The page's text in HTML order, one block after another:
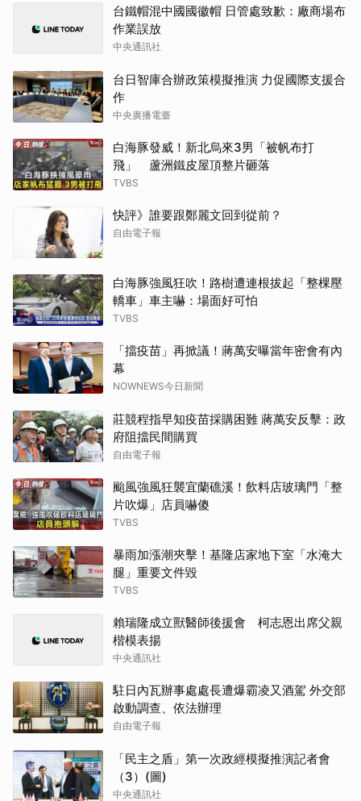
台鐵帽混中國國徽帽 日管處致歉：廠商場布
作業誤放
中央通訊社
台日智庫合辦政策模擬推演 力促國際支援合
作
中央廣播電臺
白海豚發威！新北烏來3男「被帆布打
飛」 蘆洲鐵皮屋頂整片砸落
TVBS
快評》誰要跟鄭麗文回到從前？
自由電子報
白海豚強風狂吹！路樹遭連根拔起「整棵壓
轎車」車主嚇：場面好可怕
TVBS
「擋疫苗」再掀議！蔣萬安曝當年密會有內
幕
NOWNEWS今日新聞
莊競程指早知疫苗採購困難 蔣萬安反擊：政
府阻擋民間購買
自由電子報
颱風強風狂襲宜蘭礁溪！飲料店玻璃門「整
片吹爆」店員嚇傻
TVBS
暴雨加漲潮夾擊！基隆店家地下室「水淹大
腿」重要文件毀
TVBS
賴瑞隆成立獸醫師後援會 柯志恩出席父親
楷模表揚
中央通訊社
駐日內瓦辦事處處長遭爆霸凌又酒駕 外交部
啟動調查、依法辦理
自由電子報
「民主之盾」第一次政經模擬推演記者會
（3）(圖)
中央通訊社